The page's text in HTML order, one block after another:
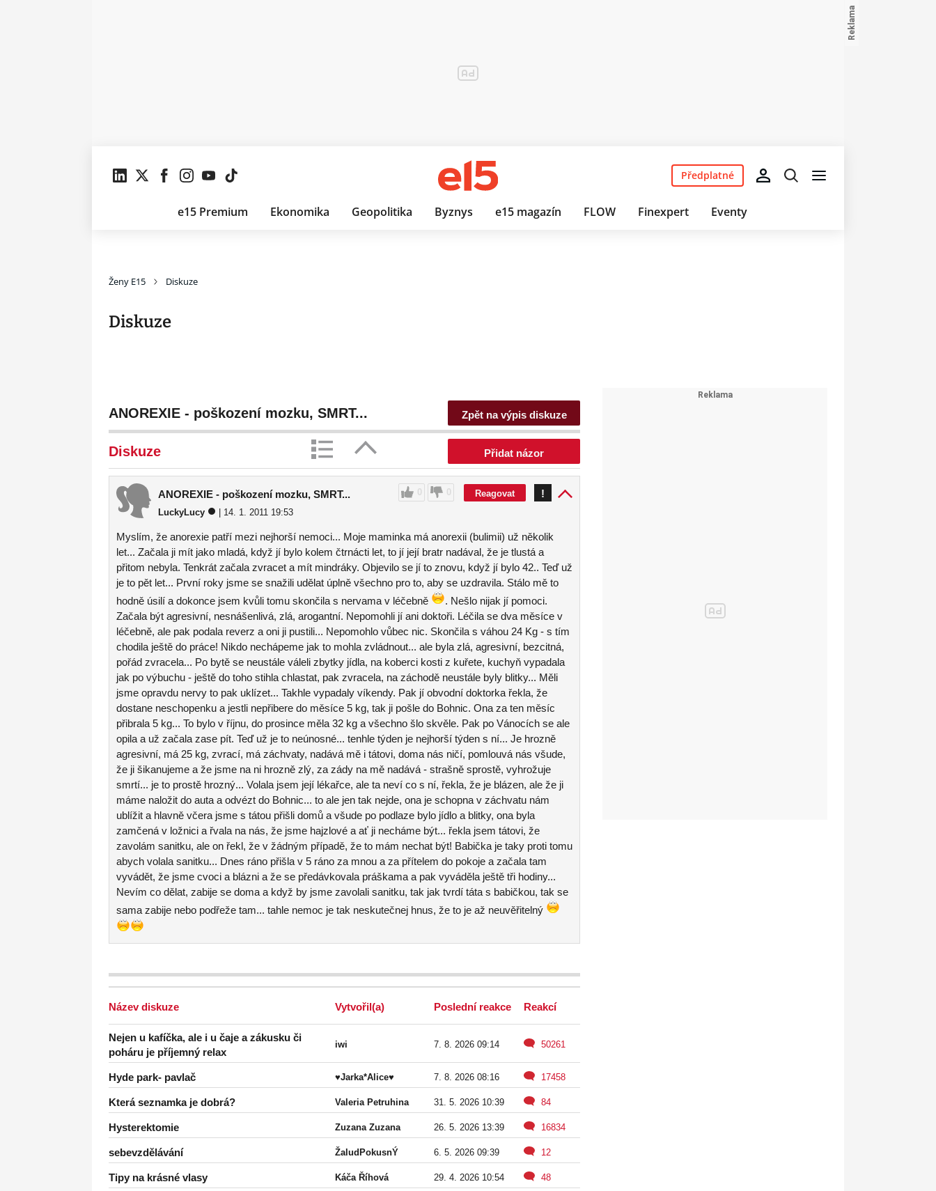
e15 Premium Ekonomika Geopolitika Byznys e15 magazín FLOW Finexpert Eventy
Předplatné
Ženy E15 Diskuze
Diskuze
ANOREXIE - poškození mozku, SMRT... Zpět na výpis diskuze
Diskuze Přidat názor
ANOREXIE - poškození mozku, SMRT...
LuckyLucy | 14. 1. 2011 19:53
0 0 Reagovat !
Myslím, že anorexie patří mezi nejhorší nemoci... Moje maminka má anorexii (bulimii) už několik
let... Začala ji mít jako mladá, když jí bylo kolem čtrnácti let, to jí její bratr nadával, že je tlustá a
přitom nebyla. Tenkrát začala zvracet a mít mindráky. Objevilo se jí to znovu, když jí bylo 42.. Teď už
je to pět let... První roky jsme se snažili udělat úplně všechno pro to, aby se uzdravila. Stálo mě to
hodně úsilí a dokonce jsem kvůli tomu skončila s nervama v léčebně
. Nešlo nijak jí pomoci.
Začala být agresivní, nesnášenlivá, zlá, arogantní. Nepomohli jí ani doktoři. Léčila se dva měsíce v
léčebně, ale pak podala reverz a oni ji pustili... Nepomohlo vůbec nic. Skončila s váhou 24 Kg - s tím
chodila ještě do práce! Nikdo nechápeme jak to mohla zvládnout... ale byla zlá, agresivní, bezcitná,
pořád zvracela... Po bytě se neustále váleli zbytky jídla, na koberci kosti z kuřete, kuchyň vypadala
jak po výbuchu - ještě do toho stihla chlastat, pak zvracela, na záchodě neustále byly blitky... Měli
jsme opravdu nervy to pak uklízet... Takhle vypadaly víkendy. Pak jí obvodní doktorka řekla, že
dostane neschopenku a jestli nepřibere do měsíce 5 kg, tak ji pošle do Bohnic. Ona za ten měsíc
přibrala 5 kg... To bylo v říjnu, do prosince měla 32 kg a všechno šlo skvěle. Pak po Vánocích se ale
opila a už začala zase pít. Teď už je to neúnosné... tenhle týden je nejhorší týden s ní... Je hrozně
agresivní, má 25 kg, zvrací, má záchvaty, nadává mě i tátovi, doma nás ničí, pomlouvá nás všude,
že ji šikanujeme a že jsme na ni hrozně zlý, za zády na mě nadává - strašně sprostě, vyhrožuje
smrtí... je to prostě hrozný... Volala jsem její lékařce, ale ta neví co s ní, řekla, že je blázen, ale že ji
máme naložit do auta a odvézt do Bohnic... to ale jen tak nejde, ona je schopna v záchvatu nám
ublížit a hlavně včera jsme s tátou přišli domů a všude po podlaze bylo jídlo a blitky, ona byla
zamčená v ložnici a řvala na nás, že jsme hajzlové a ať ji necháme být... řekla jsem tátovi, že
zavolám sanitku, ale on řekl, že v žádným případě, že to mám nechat být! Babička je taky proti tomu
abych volala sanitku... Dnes ráno přišla v 5 ráno za mnou a za přítelem do pokoje a začala tam
vyvádět, že jsme cvoci a blázni a že se předávkovala práškama a pak vyváděla ještě tři hodiny...
Nevím co dělat, zabije se doma a když by jsme zavolali sanitku, tak jak tvrdí táta s babičkou, tak se
sama zabije nebo podřeže tam... tahle nemoc je tak neskutečnej hnus, že to je až neuvěřitelný
Název diskuze Vytvořil(a) Poslední reakce Reakcí
Nejen u kafíčka, ale i u čaje a zákusku či
poháru je příjemný relax
iwi 7. 8. 2026 09:14 50261
Hyde park- pavlač ♥Jarka*Alice♥ 7. 8. 2026 08:16 17458
Která seznamka je dobrá? Valeria Petruhina 31. 5. 2026 10:39 84
Hysterektomie Zuzana Zuzana 26. 5. 2026 13:39 16834
sebevzdělávání ŽaludPokusnÝ 6. 5. 2026 09:39 12
Tipy na krásné vlasy Káča Říhová 29. 4. 2026 10:54 48